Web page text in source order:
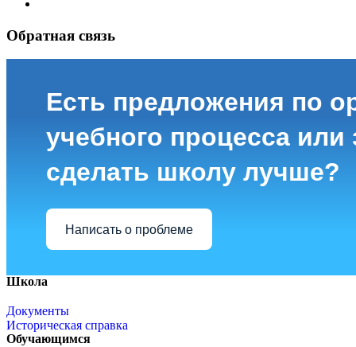
Обратная связь
Есть предложения по
учебного процесса или
сделать школу лучше?
Написать о проблеме
Школа
Документы
Историческая справка
Обучающимся